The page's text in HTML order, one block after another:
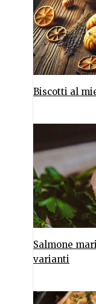
Biscotti al
Salmone
varianti